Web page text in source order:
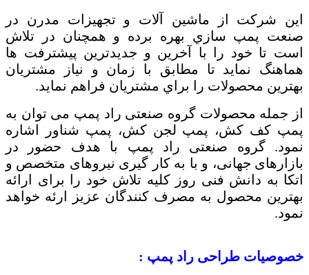
اين شركت از ماشين آلات و تجهيزات مدرن در
صنعت پمپ سازي بهره برده و همچنان در تلاش
است تا خود را با آخرين و جديدترين پيشترفت ها
هماهنگ نمايد تا مطابق با زمان و نياز مشتريان
بهترين محصولات را براي مشتريان فراهم نمايد.
از جمله محصولات گروه صنعتی راد پمپ می توان به
پمپ کف کش، پمپ لجن کش، پمپ شناور اشاره
نمود. گروه صنعتی راد پمپ با هدف حضور در
بازارهای جهانی، و با به کار گیری نیروهای متخصص و
اتکا به دانش فنی روز کلیه تلاش خود را برای ارائه
بهترین محصول به مصرف کنندگان عزیز ارئه خواهد
نمود.
خصوصیات طراحی راد پمپ :